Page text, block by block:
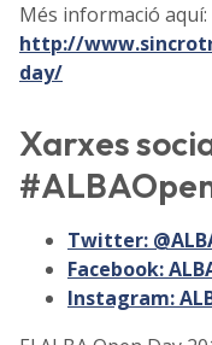
Més informació aquí:
http://
day/
Xarxes
Twitter:
Facebook:
Instagram: